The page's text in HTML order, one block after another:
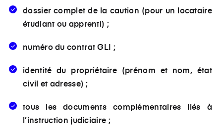
dossier complet de la caution (pour un locataire
étudiant ou apprenti) ;
numéro du contrat GLI ;
identité du propriétaire (prénom et nom, état
civil et adresse) ;
tous les documents complémentaires liés à
l’instruction judiciaire ;